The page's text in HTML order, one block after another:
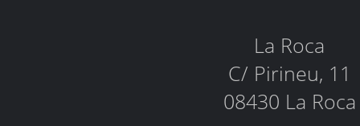
La Roca
C/ Pirineu, 11
08430 La Roca